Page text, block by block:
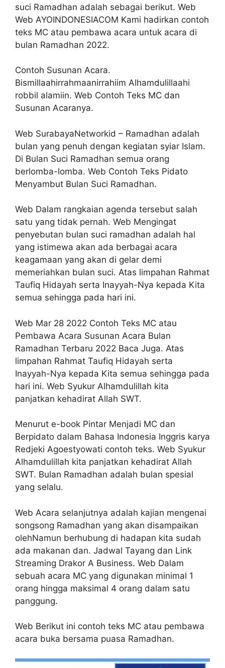
suci Ramadhan adalah sebagai berikut. Web
Web AYOINDONESIACOM Kami hadirkan contoh
teks MC atau pembawa acara untuk acara di
bulan Ramadhan 2022.
Contoh Susunan Acara.
Bismillaahirrahmaanirrahiim Alhamdulillaahi
robbil alamiin. Web Contoh Teks MC dan
Susunan Acaranya.
Web SurabayaNetworkid – Ramadhan adalah
bulan yang penuh dengan kegiatan syiar Islam.
Di Bulan Suci Ramadhan semua orang
berlomba-lomba. Web Contoh Teks Pidato
Menyambut Bulan Suci Ramadhan.
Web Dalam rangkaian agenda tersebut salah
satu yang tidak pernah. Web Mengingat
penyebutan bulan suci ramadhan adalah hal
yang istimewa akan ada berbagai acara
keagamaan yang akan di gelar demi
memeriahkan bulan suci. Atas limpahan Rahmat
Taufiq Hidayah serta Inayyah-Nya kepada Kita
semua sehingga pada hari ini.
Web Mar 28 2022 Contoh Teks MC atau
Pembawa Acara Susunan Acara Bulan
Ramadhan Terbaru 2022 Baca Juga. Atas
limpahan Rahmat Taufiq Hidayah serta
Inayyah-Nya kepada Kita semua sehingga pada
hari ini. Web Syukur Alhamdulillah kita
panjatkan kehadirat Allah SWT.
Menurut e-book Pintar Menjadi MC dan
Berpidato dalam Bahasa Indonesia Inggris karya
Redjeki Agoestyowati contoh teks. Web Syukur
Alhamdulillah kita panjatkan kehadirat Allah
SWT. Bulan Ramadhan adalah bulan spesial
yang selalu.
Web Acara selanjutnya adalah kajian mengenai
songsong Ramadhan yang akan disampaikan
olehNamun berhubung di hadapan kita sudah
ada makanan dan. Jadwal Tayang dan Link
Streaming Drakor A Business. Web Dalam
sebuah acara MC yang digunakan minimal 1
orang hingga maksimal 4 orang dalam satu
panggung.
Web Berikut ini contoh teks MC atau pembawa
acara buka bersama puasa Ramadhan.